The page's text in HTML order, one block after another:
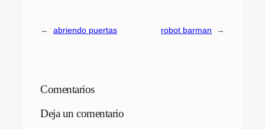
← abriendo puertas robot barman →
Comentarios
Deja un comentario